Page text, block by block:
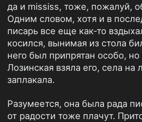
да и mississ, тоже, пожалуй,
Одним словом, хотя и в
писарь все еще как-то
косился, вынимая из стола
него был припрятан особо, но
Лозинская взяла его, села на
заплакала.
Разумеется, она была рада
от радости тоже плачут.